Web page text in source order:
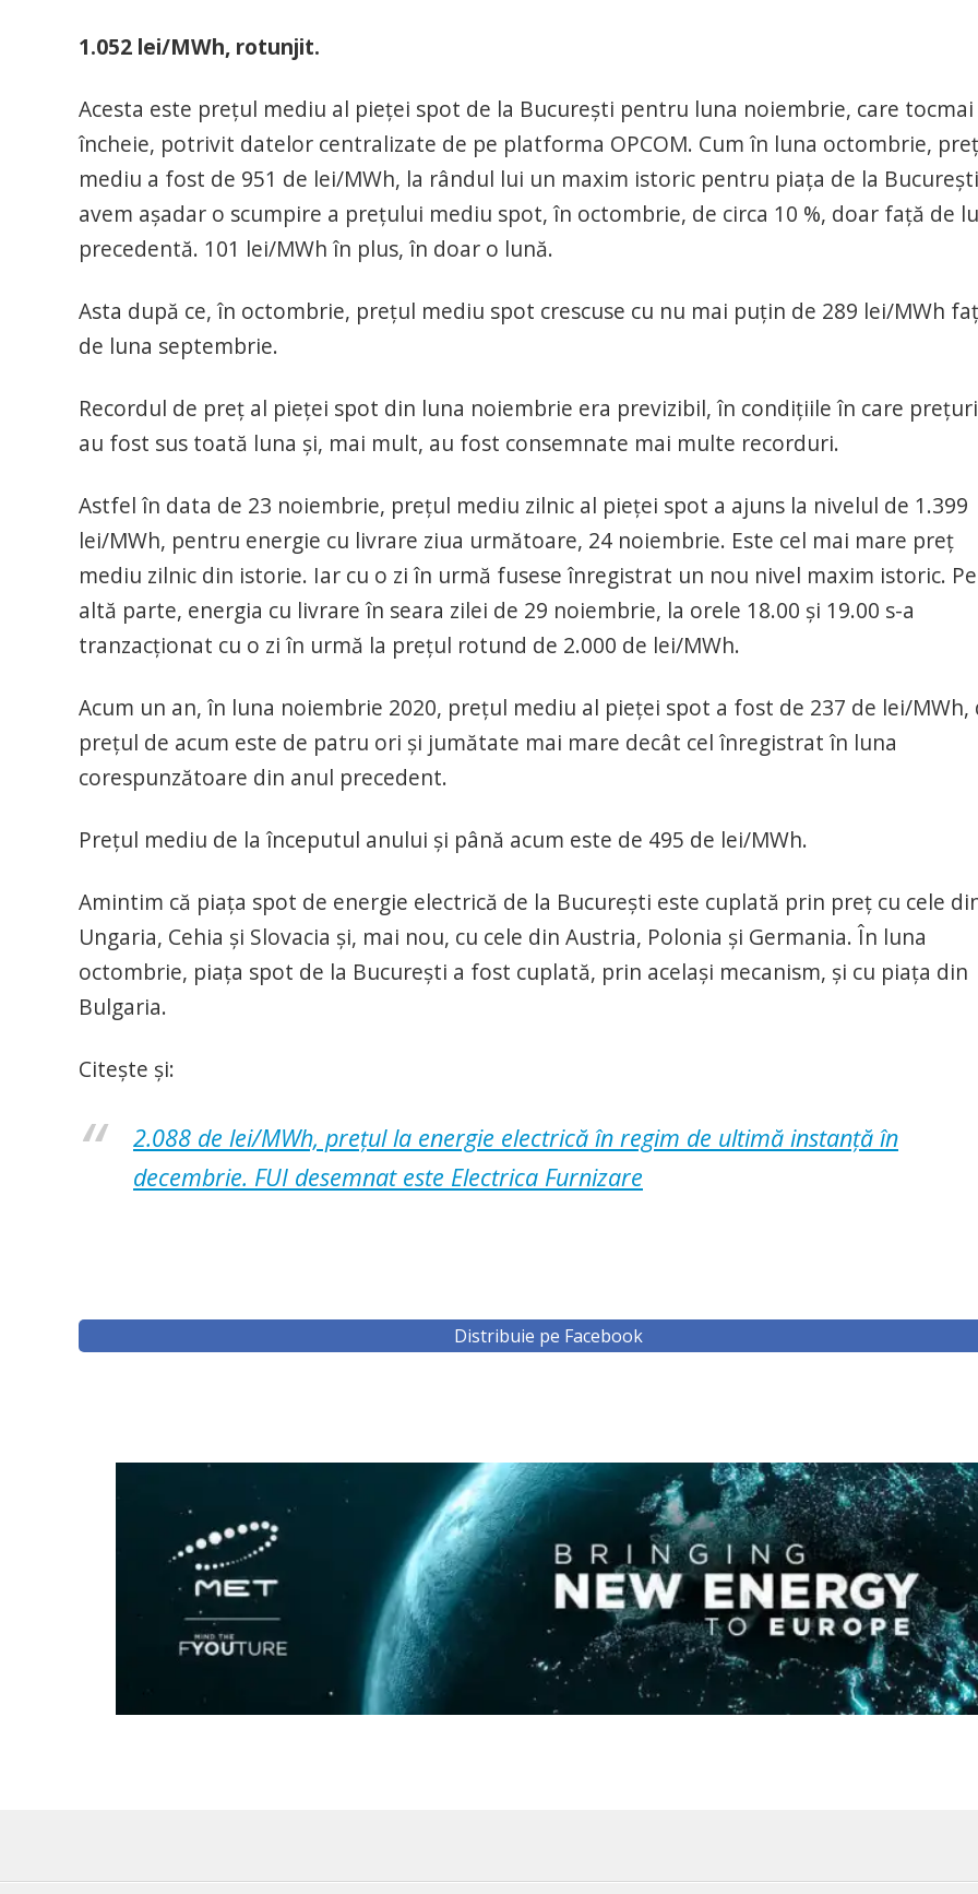
1.052 lei/MWh, rotunjit.
Acesta este prețul mediu al pieței spot de la București pentru luna noiembrie, care tocmai
încheie, potrivit datelor centralizate de pe platforma OPCOM. Cum în luna octombrie,
mediu a fost de 951 de lei/MWh, la rândul lui un maxim istoric pentru piața de la
avem așadar o scumpire a prețului mediu spot, în octombrie, de circa 10 %, doar față de
precedentă. 101 lei/MWh în plus, în doar o lună.
Asta după ce, în octombrie, prețul mediu spot crescuse cu nu mai puțin de 289 lei/MWh
de luna septembrie.
Recordul de preț al pieței spot din luna noiembrie era previzibil, în condițiile în care
au fost sus toată luna și, mai mult, au fost consemnate mai multe recorduri.
Astfel în data de 23 noiembrie, prețul mediu zilnic al pieței spot a ajuns la nivelul de 1.399
lei/MWh, pentru energie cu livrare ziua următoare, 24 noiembrie. Este cel mai mare preț
mediu zilnic din istorie. Iar cu o zi în urmă fusese înregistrat un nou nivel maxim istoric.
altă parte, energia cu livrare în seara zilei de 29 noiembrie, la orele 18.00 și 19.00 s-a
tranzacționat cu o zi în urmă la prețul rotund de 2.000 de lei/MWh.
Acum un an, în luna noiembrie 2020, prețul mediu al pieței spot a fost de 237 de lei/MWh,
prețul de acum este de patru ori și jumătate mai mare decât cel înregistrat în luna
corespunzătoare din anul precedent.
Prețul mediu de la începutul anului și până acum este de 495 de lei/MWh.
Amintim că piața spot de energie electrică de la București este cuplată prin preț cu cele
Ungaria, Cehia și Slovacia și, mai nou, cu cele din Austria, Polonia și Germania. În luna
octombrie, piața spot de la București a fost cuplată, prin același mecanism, și cu piața din
Bulgaria.
Citește și:
2.088 de lei/MWh, prețul la energie electrică în regim de ultimă instanță în
decembrie. FUI desemnat este Electrica Furnizare
Distribuie pe Facebook